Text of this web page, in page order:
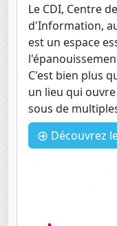
Le CDI, Centre
d'Information,
est un espace
C'est bien plus
un lieu qui
sous de
Découvrez le CDI